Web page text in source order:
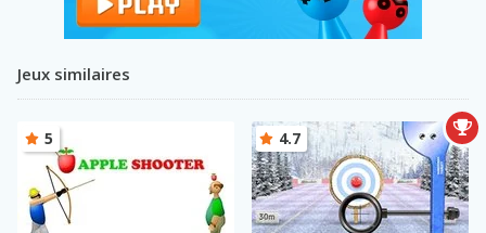
Jeux similaires
5 4.7